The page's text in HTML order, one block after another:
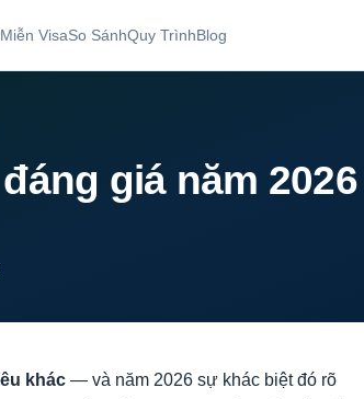
Miễn VisaSo SánhQuy TrìnhBlog
giá năm 2026
khác — và năm 2026 sự khác biệt đó rõ